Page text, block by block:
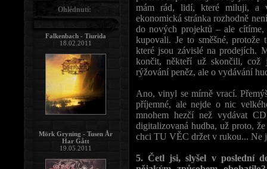
mám rád, lidí, které miluji, a
ekonomická stránka rozhodně
do nových projektů – ale
kupovali. Je to směšné, protože
které jsou závislé na prodejích.
končit, někteří už skončili, což
rýžování peněz, ale o vydávání
Ano, vinyl se mírně vrací.
příjemné, ale nejde o nic
mnohem hezčí než vydávat
digitalizovaná hudba, už proto,
chci TU VĚC držet v rukou... Ne
5. Četl jsi, slyšel v poslední
Ohlédnutí:
Falkenbach - Tiurida
18.02.2011
Mörk Gryning - Tusen År
Har Gått
19.05.2011